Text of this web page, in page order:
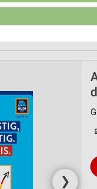
❯
Daten aus